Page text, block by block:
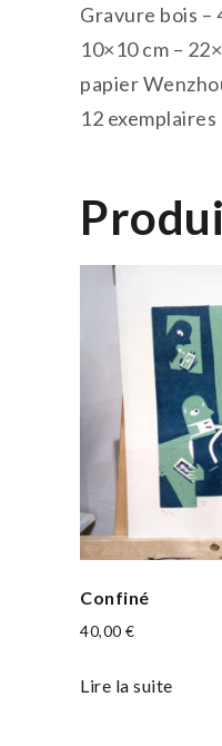
Gravure bois –
10×10 cm –
papier
12
Confiné
40,00 €
Lire la suite